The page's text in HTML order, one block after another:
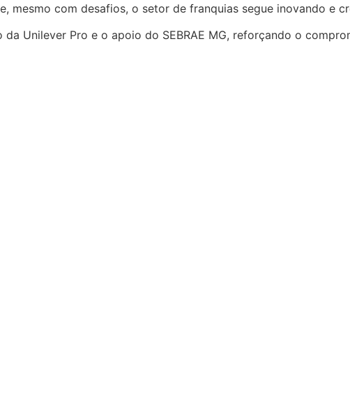
mesmo com desafios, o setor de franquias segue inovando e
Unilever Pro e o apoio do SEBRAE MG, reforçando o